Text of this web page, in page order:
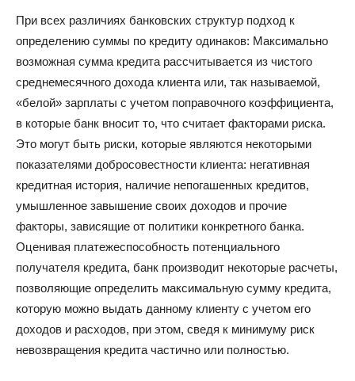
При всех различиях банковских структур подход к
определению суммы по кредиту одинаков: Максимально
возможная сумма кредита рассчитывается из чистого
среднемесячного дохода клиента или, так называемой,
«белой» зарплаты с учетом поправочного коэффициента,
в которые банк вносит то, что считает факторами риска.
Это могут быть риски, которые являются некоторыми
показателями добросовестности клиента: негативная
кредитная история, наличие непогашенных кредитов,
умышленное завышение своих доходов и прочие
факторы, зависящие от политики конкретного банка.
Оценивая платежеспособность потенциального
получателя кредита, банк производит некоторые расчеты,
позволяющие определить максимальную сумму кредита,
которую можно выдать данному клиенту с учетом его
доходов и расходов, при этом, сведя к минимуму риск
невозвращения кредита частично или полностью.